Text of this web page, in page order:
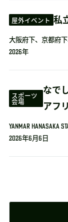
屋外イベント 私
大阪府下、京都府
2026年
スポーツ
会場
なで
アフ
YANMAR HANASAKA
2026年6月6日